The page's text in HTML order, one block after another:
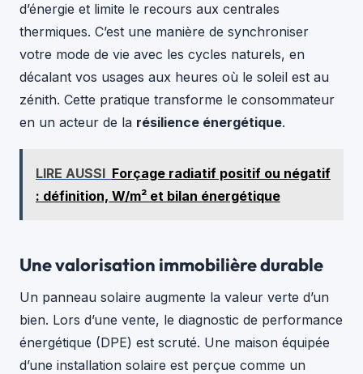
d’énergie et limite le recours aux centrales
thermiques. C’est une manière de synchroniser
votre mode de vie avec les cycles naturels, en
décalant vos usages aux heures où le soleil est au
zénith. Cette pratique transforme le consommateur
en un acteur de la résilience énergétique.
LIRE AUSSI Forçage radiatif positif ou négatif
: définition, W/m² et bilan énergétique
Une valorisation immobilière durable
Un panneau solaire augmente la valeur verte d’un
bien. Lors d’une vente, le diagnostic de performance
énergétique (DPE) est scruté. Une maison équipée
d’une installation solaire est perçue comme un